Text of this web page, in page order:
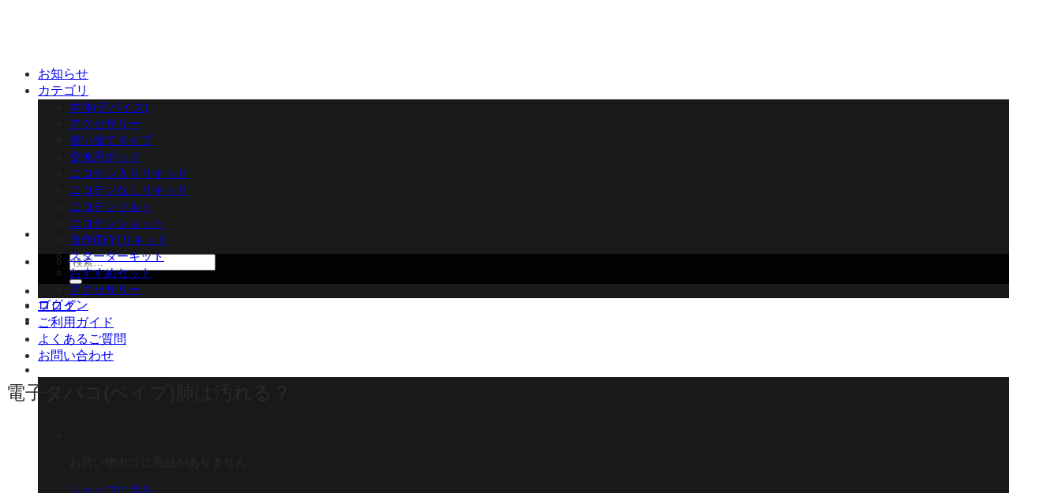
検
索
対
象:
ログイン
お知らせ
カテゴリ
本体(デバイス)
アクセサリー
使い捨てタイプ
交換用ポッド
ニコチン入りリキッド
ニコチンなしリキッド
ニコチンソルト
ニコチンショット
自作(DIY)リキッド
スターターキット
おすすめセット
アクセサリー
ブログ
ご利用ガイド
よくあるご質問
お問い合わせ
電子タバコ(ベイプ)肺は汚れる？